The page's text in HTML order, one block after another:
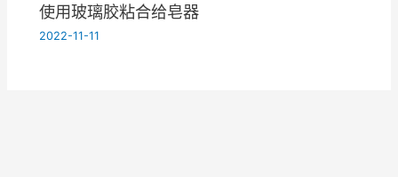
使用玻璃胶粘合给皂器
2022-11-11